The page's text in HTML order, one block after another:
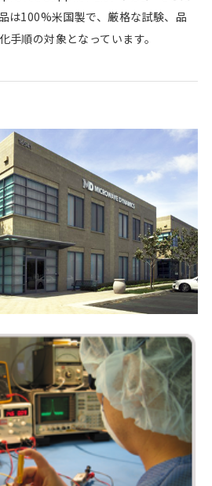
は100%米国製で、厳格な試験、品
手順の対象となっています。